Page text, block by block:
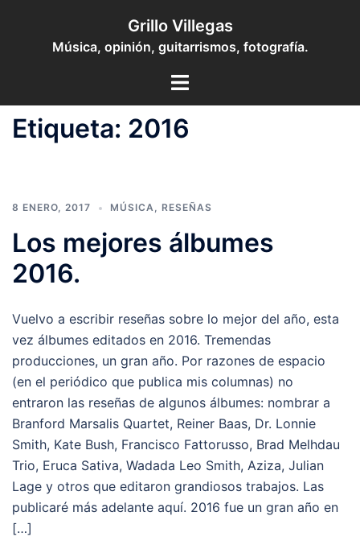
contenido
Grillo Villegas
Música, opinión, guitarrismos, fotografía.
Toggle
Etiqueta: 2016
8 ENERO, 2017 MÚSICA, RESEÑAS
Los mejores álbumes
2016.
Vuelvo a escribir reseñas sobre lo mejor del año, esta
vez álbumes editados en 2016. Tremendas
producciones, un gran año. Por razones de espacio
(en el periódico que publica mis columnas) no
entraron las reseñas de algunos álbumes: nombrar a
Branford Marsalis Quartet, Reiner Baas, Dr. Lonnie
Smith, Kate Bush, Francisco Fattorusso, Brad Melhdau
Trio, Eruca Sativa, Wadada Leo Smith, Aziza, Julian
Lage y otros que editaron grandiosos trabajos. Las
publicaré más adelante aquí. 2016 fue un gran año en
[…]